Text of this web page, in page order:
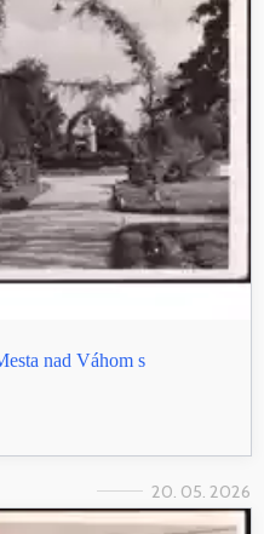
nad Váhom s
20. 05. 2026